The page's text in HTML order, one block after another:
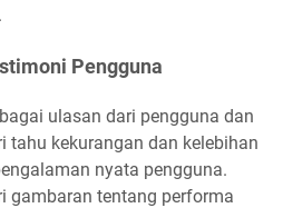
Pengguna
ulasan dari pengguna dan
tahu kekurangan dan kelebihan
nyata pengguna.
gambaran tentang performa